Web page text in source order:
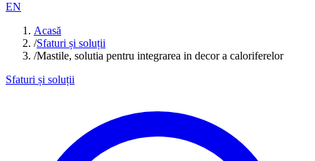
EN
Acasă
/Sfaturi și soluții
/Mastile, solutia pentru integrarea in decor a caloriferelor
Sfaturi și soluții